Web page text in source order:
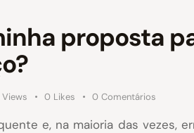
proposta
Views 0 Likes 0 Comentários
e, na maioria das vezes,